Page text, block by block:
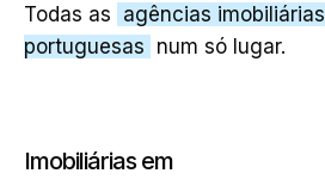
Todas as agências imobiliárias
portuguesas num só lugar.
Imobiliárias em